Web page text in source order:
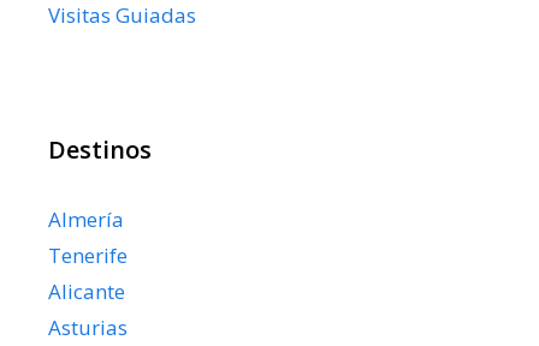
Visitas Guiadas
Destinos
Almería
Tenerife
Alicante
Asturias